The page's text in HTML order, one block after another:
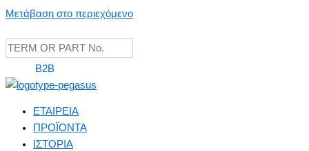
Μετάβαση στο περιεχόμενο
B2B
ΕΤΑΙΡΕΙΑ
ΠΡΟΪΟΝΤΑ
ΙΣΤΟΡΙΑ